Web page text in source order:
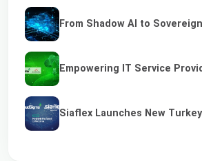
From Shadow AI to
Empowering IT Service
Siaflex Launches New